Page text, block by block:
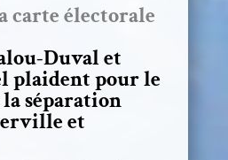
carte électorale
Duval et
plaident pour le
séparation
et